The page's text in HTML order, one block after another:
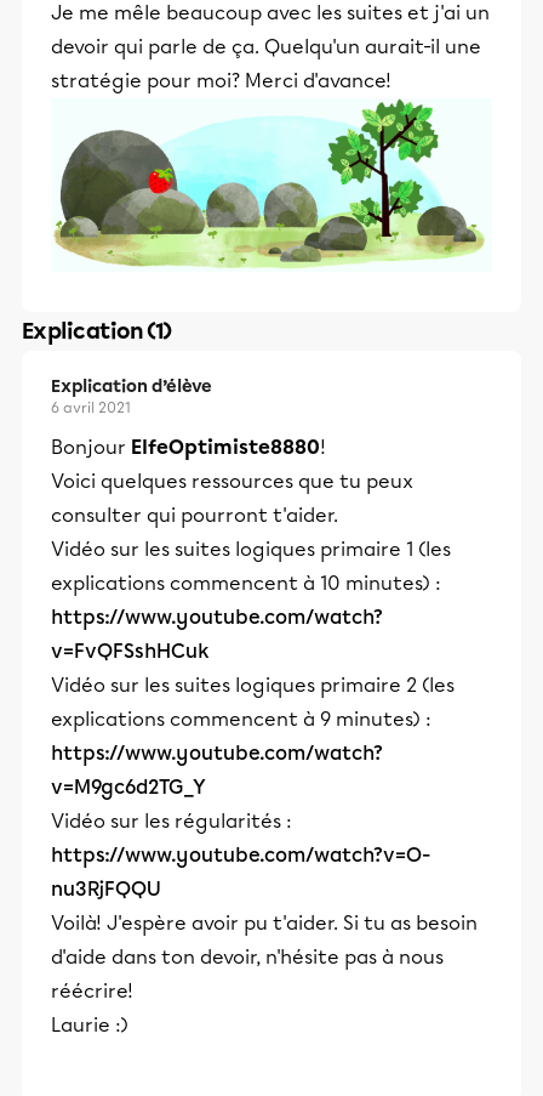
Je me mêle beaucoup avec les suites et j'ai un
devoir qui parle de ça. Quelqu'un aurait-il une
stratégie pour moi? Merci d'avance!
Explication (1)
Explication d’élève
6 avril 2021
Bonjour ElfeOptimiste8880!
Voici quelques ressources que tu peux
consulter qui pourront t'aider.
Vidéo sur les suites logiques primaire 1 (les
explications commencent à 10 minutes) :
https://www.youtube.com/watch?
v=FvQFSshHCuk
Vidéo sur les suites logiques primaire 2 (les
explications commencent à 9 minutes) :
https://www.youtube.com/watch?
v=M9gc6d2TG_Y
Vidéo sur les régularités :
https://www.youtube.com/watch?v=O-
nu3RjFQQU
Voilà! J'espère avoir pu t'aider. Si tu as besoin
d'aide dans ton devoir, n'hésite pas à nous
réécrire!
Laurie :)